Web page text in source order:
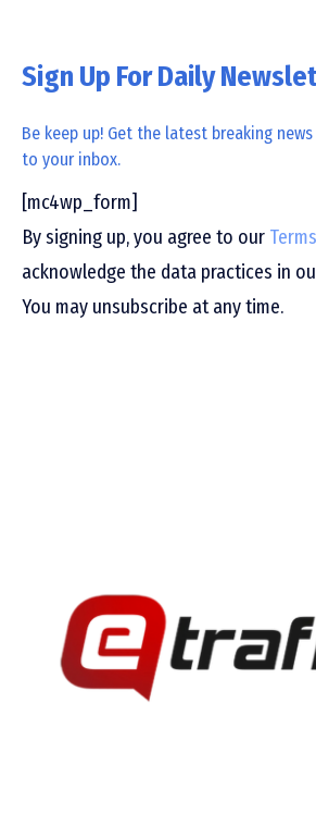
Sign Up For Daily
Be keep up! Get the latest breaking
to your inbox.
[mc4wp_form]
By signing up, you agree to our
acknowledge the data practices in
You may unsubscribe at any time.